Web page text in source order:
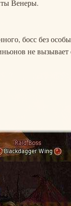
Венеры.
босс без
не вызывает